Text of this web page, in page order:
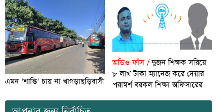
এমন ‘শান্তি’ চায় না খাগড়াছড়িবাসী
অডিও ফাঁস /দুজন শিক্ষক সরিয়ে
৮ লাখ টাকা ম্যানেজ করে দেয়ার
পরামর্শ বরকল শিক্ষা অফিসারের